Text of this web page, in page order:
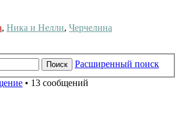
, Ника и Нелли, Черчелина
Поиск
Расширенный поиск
• 13 сообщений